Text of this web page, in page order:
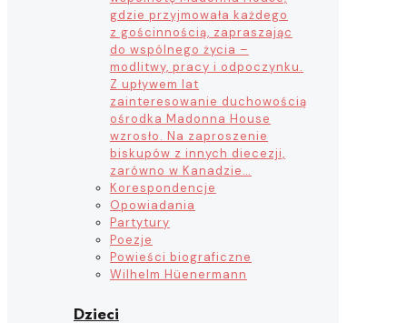
gdzie przyjmowała każdego
z gościnnością, zapraszając
do wspólnego życia –
modlitwy, pracy i odpoczynku.
Z upływem lat
zainteresowanie duchowością
ośrodka Madonna House
wzrosło. Na zaproszenie
biskupów z innych diecezji,
zarówno w Kanadzie…
Korespondencje
Opowiadania
Partytury
Poezje
Powieści biograficzne
Wilhelm Hüenermann
Dzieci